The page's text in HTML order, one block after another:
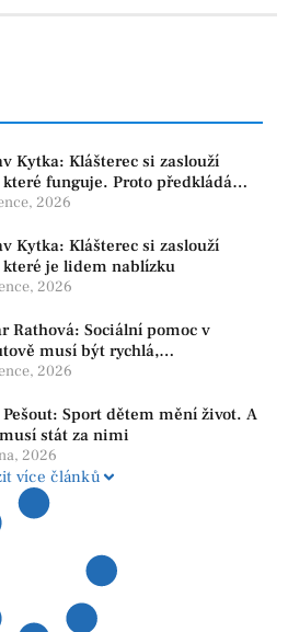
Kytka: Klášterec si zaslouží
funguje. Proto předkládáme
který řeší skutečné problémy
2026
Kytka: Klášterec si zaslouží
které je lidem nablízku
2026
Rathová: Sociální pomoc v
musí být rychlá,
a férová. Ne udržovat lidi v
2026
Sport dětem mění život. A
stát za nimi
2026
více článků